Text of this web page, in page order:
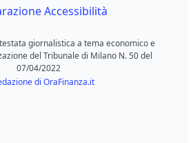
Accessibilità
giornalistica a tema economico e
del Tribunale di Milano N. 50 del
07/04/2022
di OraFinanza.it